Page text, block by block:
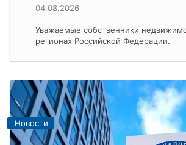
04.08.2026
Уважаемые собственники
регионах Российской Федерации.
Новости